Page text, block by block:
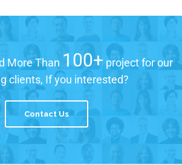
More Than 100+ project for our
clients, If you interested?
Contact Us